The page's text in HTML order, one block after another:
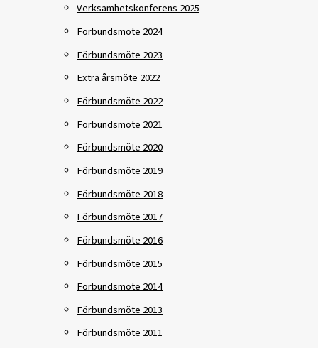
Verksamhetskonferens 2025
Förbundsmöte 2024
Förbundsmöte 2023
Extra årsmöte 2022
Förbundsmöte 2022
Förbundsmöte 2021
Förbundsmöte 2020
Förbundsmöte 2019
Förbundsmöte 2018
Förbundsmöte 2017
Förbundsmöte 2016
Förbundsmöte 2015
Förbundsmöte 2014
Förbundsmöte 2013
Förbundsmöte 2011